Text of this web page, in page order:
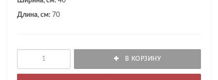
Длина, см: 70
В КОРЗИНУ